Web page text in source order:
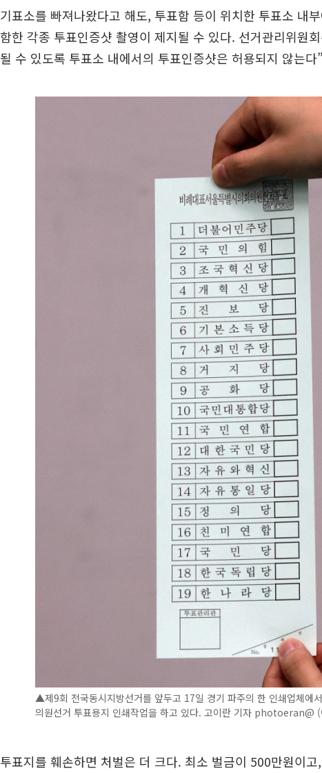
기표소를 빠져나왔다고 해도, 투표함 등이 위치한 투표소 내
함한 각종 투표인증샷 촬영이 제지될 수 있다. 선거관리위원
될 수 있도록 투표소 내에서의 투표인증샷은 허용되지 않는
▲제9회 전국동시지방선거를 앞두고 17일 경기 파주의 한 인쇄업체에
의원선거 투표용지 인쇄작업을 하고 있다. 고이란 기자 photoeran@
투표지를 훼손하면 처벌은 더 크다. 최소 벌금이 500만원이